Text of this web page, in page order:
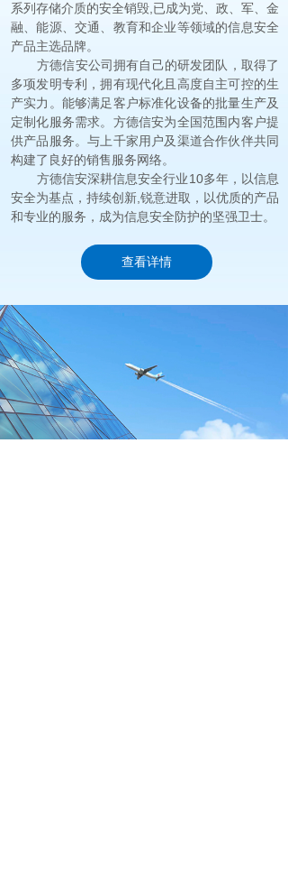
系列存储介质的安全销毁,已成为党、政、军、金
融、能源、交通、教育和企业等领域的信息安全
产品主选品牌。
方德信安公司拥有自己的研发团队，取得了
多项发明专利，拥有现代化且高度自主可控的生
产实力。能够满足客户标准化设备的批量生产及
定制化服务需求。方德信安为全国范围内客户提
供产品服务。与上千家用户及渠道合作伙伴共同
构建了良好的销售服务网络。
方德信安深耕信息安全行业10多年，以信息
安全为基点，持续创新,锐意进取，以优质的产品
和专业的服务，成为信息安全防护的坚强卫士。
查看详情